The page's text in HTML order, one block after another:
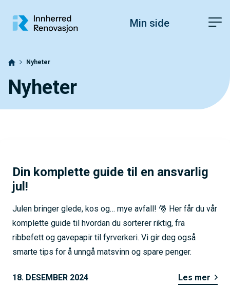
PC: Press ned CTRL og klikk på + (pluss) for å forstørre eller -
Min side
Nyheter
Nyheter
Din komplette guide til en ansvarlig
jul!
Julen bringer glede, kos og… mye avfall! 🎅 Her får du vår
komplette guide til hvordan du sorterer riktig, fra
ribbefett og gavepapir til fyrverkeri. Vi gir deg også
smarte tips for å unngå matsvinn og spare penger.
18. DESEMBER 2024 Les mer